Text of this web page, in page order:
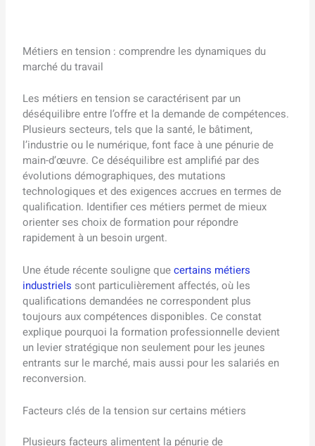
Métiers en tension : comprendre les dynamiques du
marché du travail
Les métiers en tension se caractérisent par un
déséquilibre entre l’offre et la demande de compétences.
Plusieurs secteurs, tels que la santé, le bâtiment,
l’industrie ou le numérique, font face à une pénurie de
main-d’œuvre. Ce déséquilibre est amplifié par des
évolutions démographiques, des mutations
technologiques et des exigences accrues en termes de
qualification. Identifier ces métiers permet de mieux
orienter ses choix de formation pour répondre
rapidement à un besoin urgent.
Une étude récente souligne quecertains métiers
industriels sont particulièrement affectés, où les
qualifications demandées ne correspondent plus
toujours aux compétences disponibles. Ce constat
explique pourquoi la formation professionnelle devient
un levier stratégique non seulement pour les jeunes
entrants sur le marché, mais aussi pour les salariés en
reconversion.
Facteurs clés de la tension sur certains métiers
Plusieurs facteurs alimentent la pénurie de